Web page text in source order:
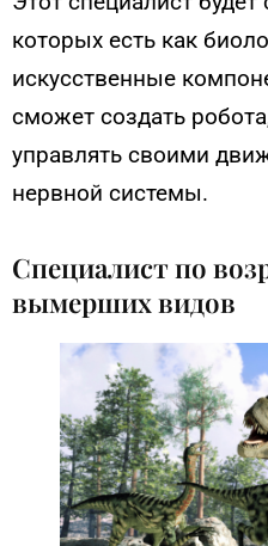
которых есть как
искусственные
сможет создать
управлять своими
нервной системы.
Специалист по
вымерших видов